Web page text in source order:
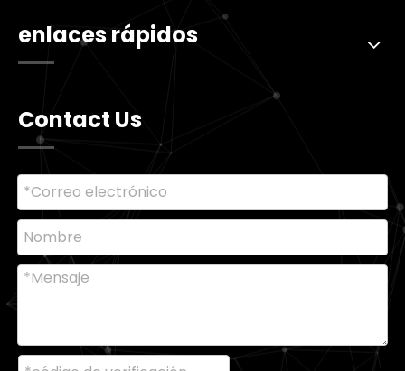
enlaces rápidos
Contact Us